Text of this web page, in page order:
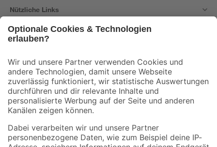
Nützliche Links
Der toom Newsletter: Keine Angebote und Aktionen mehr verpassen!
Zur Newsletter Anmeldung
Folge uns